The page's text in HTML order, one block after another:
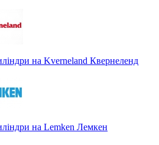
на Kverneland Квернеленд
на Lemken Лемкен